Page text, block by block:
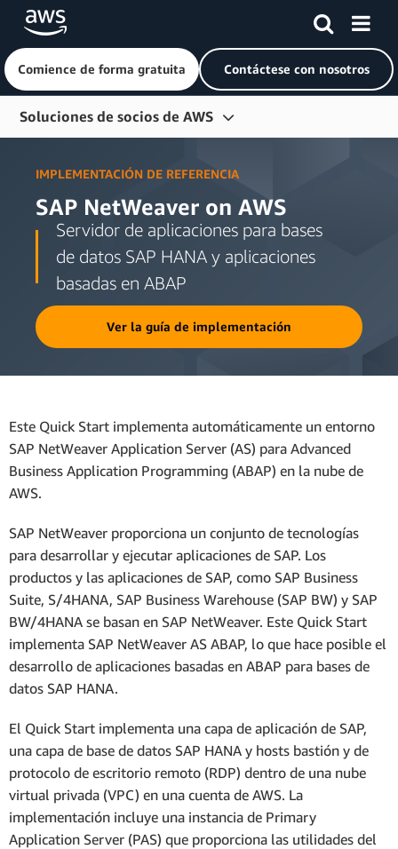
Saltar al contenido principal
Comience de forma gratuita Contáctese con nosotros
Soluciones de socios de AWS
Módulos de Terraform
Preguntas frecuentes
Recursos
IMPLEMENTACIÓN DE REFERENCIA
SAP NetWeaver on AWS
Servidor de aplicaciones para bases
de datos SAP HANA y aplicaciones
basadas en ABAP
Ver la guía de implementación
Este Quick Start implementa automáticamente un entorno
SAP NetWeaver Application Server (AS) para Advanced
Business Application Programming (ABAP) en la nube de
AWS.
SAP NetWeaver proporciona un conjunto de tecnologías
para desarrollar y ejecutar aplicaciones de SAP. Los
productos y las aplicaciones de SAP, como SAP Business
Suite, S/4HANA, SAP Business Warehouse (SAP BW) y SAP
BW/4HANA se basan en SAP NetWeaver. Este Quick Start
implementa SAP NetWeaver AS ABAP, lo que hace posible el
desarrollo de aplicaciones basadas en ABAP para bases de
datos SAP HANA.
El Quick Start implementa una capa de aplicación de SAP,
una capa de base de datos SAP HANA y hosts bastión y de
protocolo de escritorio remoto (RDP) dentro de una nube
virtual privada (VPC) en una cuenta de AWS. La
implementación incluye una instancia de Primary
Application Server (PAS) que proporciona las utilidades del